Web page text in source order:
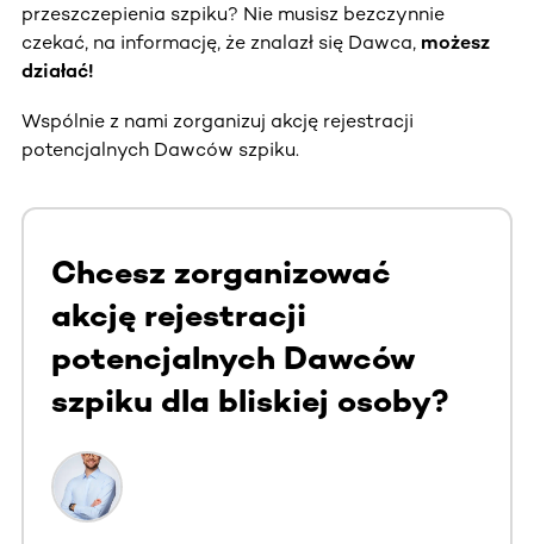
przeszczepienia szpiku? Nie musisz bezczynnie
czekać, na informację, że znalazł się Dawca, możesz
działać!
Wspólnie z nami zorganizuj akcję rejestracji
potencjalnych Dawców szpiku.
Chcesz zorganizować
akcję rejestracji
potencjalnych Dawców
szpiku dla bliskiej osoby?